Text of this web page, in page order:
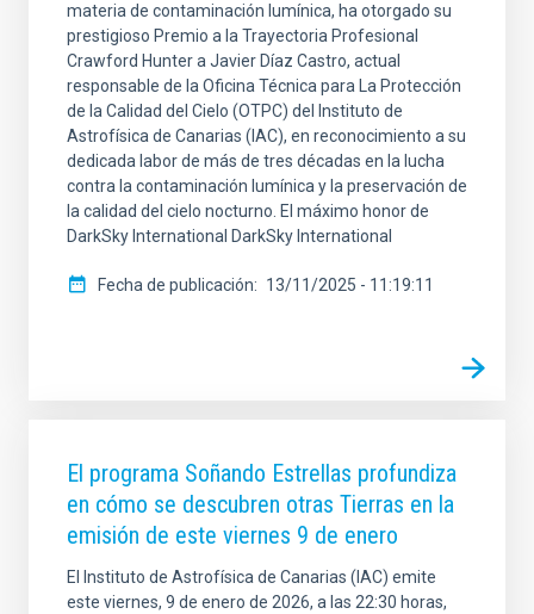
materia de contaminación lumínica, ha otorgado su
prestigioso Premio a la Trayectoria Profesional
Crawford Hunter a Javier Díaz Castro, actual
responsable de la Oficina Técnica para La Protección
de la Calidad del Cielo (OTPC) del Instituto de
Astrofísica de Canarias (IAC), en reconocimiento a su
dedicada labor de más de tres décadas en la lucha
contra la contaminación lumínica y la preservación de
la calidad del cielo nocturno. El máximo honor de
DarkSky International DarkSky International
Fecha de publicación 13/11/2025 - 11:19:11
El programa Soñando Estrellas profundiza
en cómo se descubren otras Tierras en la
emisión de este viernes 9 de enero
El Instituto de Astrofísica de Canarias (IAC) emite
este viernes, 9 de enero de 2026, a las 22:30 horas,